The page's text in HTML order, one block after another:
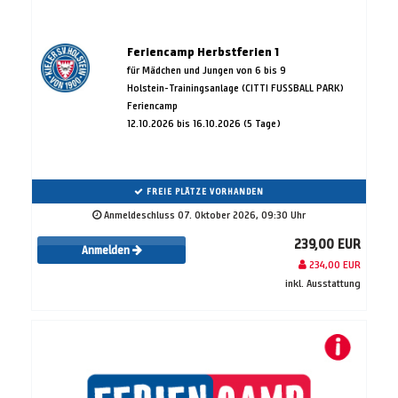
Feriencamp Herbstferien 1
für Mädchen und Jungen von 6 bis 9
Holstein-Trainingsanlage (CITTI FUSSBALL PARK)
Feriencamp
12.10.2026 bis 16.10.2026 (5 Tage)
FREIE PLÄTZE VORHANDEN
Anmeldeschluss 07. Oktober 2026, 09:30 Uhr
Anmelden 239,00 EUR
234,00 EUR
inkl. Ausstattung